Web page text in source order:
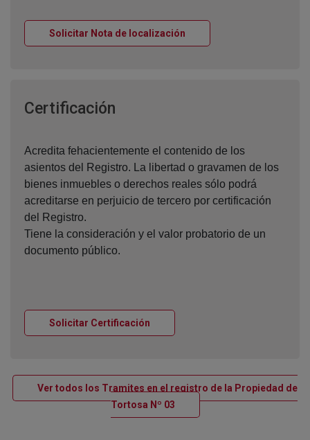
Solicitar Nota de localización
Certificación
Acredita fehacientemente el contenido de los
asientos del Registro. La libertad o gravamen de los
bienes inmuebles o derechos reales sólo podrá
acreditarse en perjuicio de tercero por certificación
del Registro.
Tiene la consideración y el valor probatorio de un
documento público.
Solicitar Certificación
Ver todos los Tramites en el registro de la Propiedad de
Tortosa Nº 03Ventana nueva